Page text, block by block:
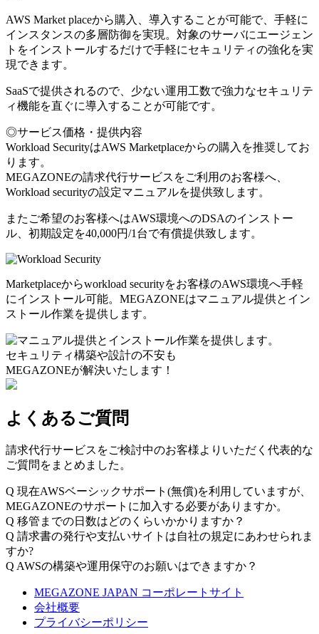
AWS Market placeから購入、導入することが可能で、手軽に
インスタンスの多層防御を実現。対象のサーバにエージェン
トをインストールするだけで手軽にセキュリティの強化を実
現できます。
SaaSで提供されるので、少ない運用工数で強力なセキュリテ
ィ機能を直ぐに導入することが可能です。
◎サービス価格・提供内容
Workload SecurityはAWS Marketplaceからの購入を推奨してお
ります。
MEGAZONEの請求代行サービスをご利用のお客様へ、
Workload securityの設定マニュアルを提供致します。
またご希望のお客様へはAWS環境へのDSAのインストー
ル、初期設定を40,000円/1台で有償提供致します。
Marketplaceからworkload securityをお客様のAWS環境へ手軽
にインストール可能。MEGAZONEはマニュアル提供とイン
ストール作業を提供します。
セキュリティ構築や設計の不安も
MEGAZONEが解決いたします！
よくあるご質問
請求代行サービスをご検討中のお客様よりいただく代表的な
ご質問をまとめました。
Q 現在AWSベーシックサポート(無償)を利用していますが、
MEGAZONEのサポートに加入する必要がありますか。
Q 移管までの日数はどのくらいかかりますか？
Q 請求書の発行や支払いサイトは自社の規定にあわせられま
すか?
Q AWSの構築や運用保守のお願いはできますか？
MEGAZONE JAPAN コーポレートサイト
会社概要
プライバシーポリシー